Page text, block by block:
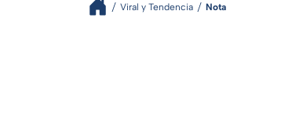
Viral y Tendencia Nota